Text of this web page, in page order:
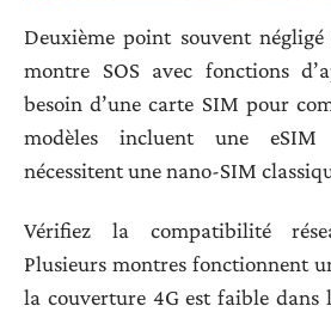
Deuxième point souvent
montre SOS avec fonctions
besoin d’une carte SIM pour
modèles incluent une eSIM
nécessitent une nano-SIM
Vérifiez la compatibilité
Plusieurs montres fonctionnent
la couverture 4G est faible dans